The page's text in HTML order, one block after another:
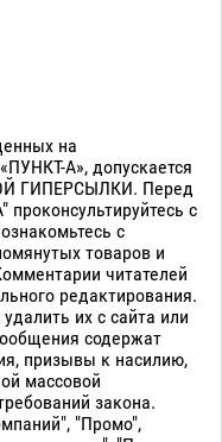
на
А», допускается
ГИПЕРСЫЛКИ. Перед
с
с
товаров и
читателей
редактирования.
их с сайта или
содержат
призывы к насилию,
массовой
закона.
"Промо",